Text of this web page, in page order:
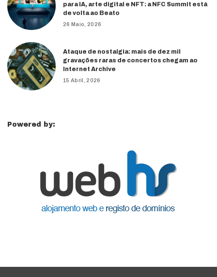
para IA, arte digital e NFT: a NFC Summit está
de volta ao Beato
26 Maio, 2026
Ataque de nostalgia: mais de dez mil
gravações raras de concertos chegam ao
Internet Archive
15 Abril, 2026
Powered by: